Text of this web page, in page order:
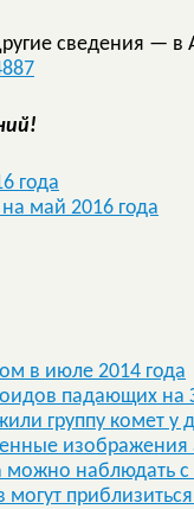
сведения — в
года
май 2016 года
в июле 2014 года
падающих
группу комет у
изображения
наблюдать с